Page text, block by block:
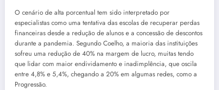
O cenário de alta porcentual tem sido interpretado por
especialistas como uma tentativa das escolas de recuperar perdas
financeiras desde a redução de alunos e a concessão de descontos
durante a pandemia. Segundo Coelho, a maioria das instituições
sofreu uma redução de 40% na margem de lucro, muitas tendo
que lidar com maior endividamento e inadimplência, que oscila
entre 4,8% e 5,4%, chegando a 20% em algumas redes, como a
Progressão.